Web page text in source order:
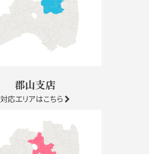
郡山支店
対応エリアはこちら